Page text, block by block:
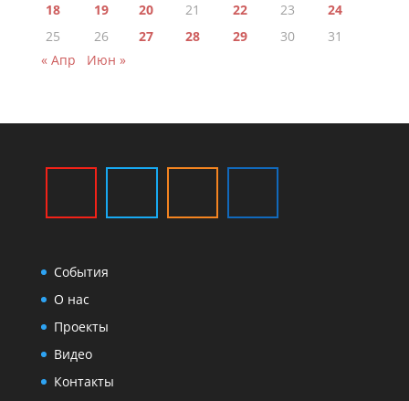
18
19 20 21 22 23
24
25
26 27 28 29 30
31
« Апр
Июн »
События
О нас
Проекты
Видео
Контакты